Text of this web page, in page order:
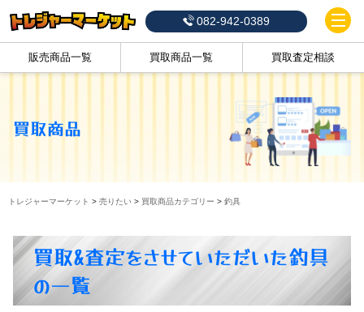
082-942-0389
販売商品一覧 買取商品一覧 買取査定相談
買取商品
トレジャーマーケット > 売りたい > 買取商品カテゴリー > 釣具
買取&査定をさせていただいた釣具
の一覧